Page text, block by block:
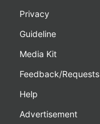
Privacy
Guideline
Media Kit
Feedback/Requests
Help
Advertisement